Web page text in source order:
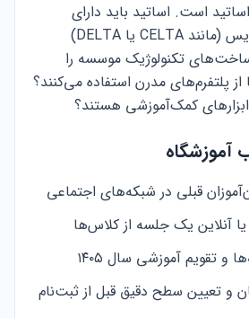
است. اساتید باید دارای
مدارک بین‌المللی تدریس (مانند CELTA یا DELTA)
تکنولوژیک موسسه را
پلتفرم‌های مدرن استفاده می‌کنند؟
کمک‌آموزشی هستند؟
قبلی در شبکه‌های اجتماعی
آنلاین یک جلسه از کلاس‌ها
و تقویم آموزشی سال ۱۴۰۵
و تعیین سطح دقیق قبل از ثبت‌نام